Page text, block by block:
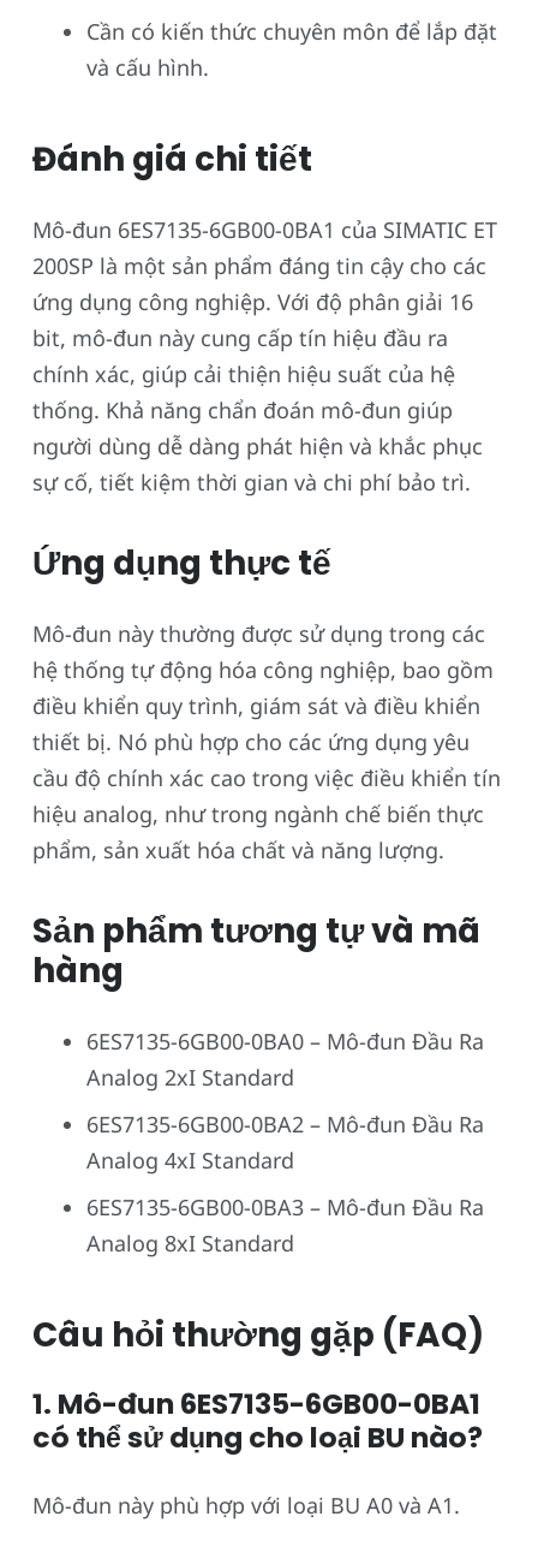
Cần có kiến thức chuyên môn để lắp đặt
và cấu hình.
Đánh giá chi tiết
Mô-đun 6ES7135-6GB00-0BA1 của SIMATIC ET
200SP là một sản phẩm đáng tin cậy cho các
ứng dụng công nghiệp. Với độ phân giải 16
bit, mô-đun này cung cấp tín hiệu đầu ra
chính xác, giúp cải thiện hiệu suất của hệ
thống. Khả năng chẩn đoán mô-đun giúp
người dùng dễ dàng phát hiện và khắc phục
sự cố, tiết kiệm thời gian và chi phí bảo trì.
Ứng dụng thực tế
Mô-đun này thường được sử dụng trong các
hệ thống tự động hóa công nghiệp, bao gồm
điều khiển quy trình, giám sát và điều khiển
thiết bị. Nó phù hợp cho các ứng dụng yêu
cầu độ chính xác cao trong việc điều khiển tín
hiệu analog, như trong ngành chế biến thực
phẩm, sản xuất hóa chất và năng lượng.
Sản phẩm tương tự và mã
hàng
6ES7135-6GB00-0BA0 – Mô-đun Đầu Ra
Analog 2xI Standard
6ES7135-6GB00-0BA2 – Mô-đun Đầu Ra
Analog 4xI Standard
6ES7135-6GB00-0BA3 – Mô-đun Đầu Ra
Analog 8xI Standard
Câu hỏi thường gặp (FAQ)
1. Mô-đun 6ES7135-6GB00-0BA1
có thể sử dụng cho loại BU nào?
Mô-đun này phù hợp với loại BU A0 và A1.